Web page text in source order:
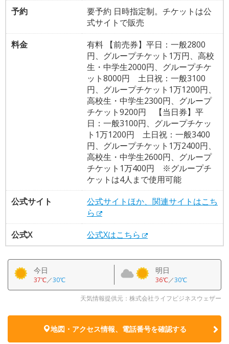
予約
要予約 日時指定制。チケットは公
式サイトで販売
料金
有料 【前売券】平日：一般2800
円、グループチケット1万円、高校
生・中学生2000円、グループチケ
ット8000円 土日祝：一般3100
円、グループチケット1万1200円、
高校生・中学生2300円、グループ
チケット9200円 【当日券】平
日：一般3100円、グループチケッ
ト1万1200円 土日祝：一般3400
円、グループチケット1万2400円、
高校生・中学生2600円、グループ
チケット1万400円 ※グループチ
ケットは4人まで使用可能
公式サイト
公式サイトほか、関連サイトはこち
ら
公式X
公式Xはこちら
今日
37℃／30℃
明日
36℃／30℃
天気情報提供元：株式会社ライフビジネスウェザー
地図・アクセス情報、電話番号を確認する